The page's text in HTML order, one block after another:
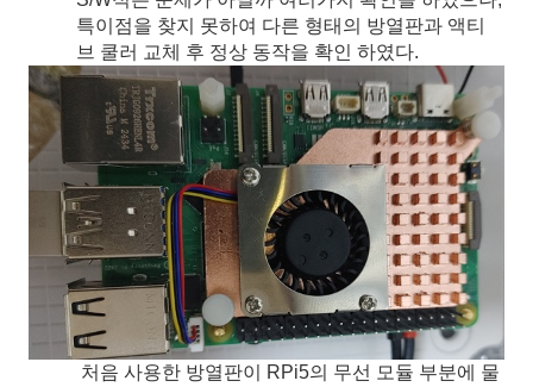
특이점을 찾지 못하여 다른 형태의 방열판과 액티
브 쿨러 교체 후 정상 동작을 확인 하였다.
처음 사용한 방열판이 RPi5의 무선 모듈 부분에 물